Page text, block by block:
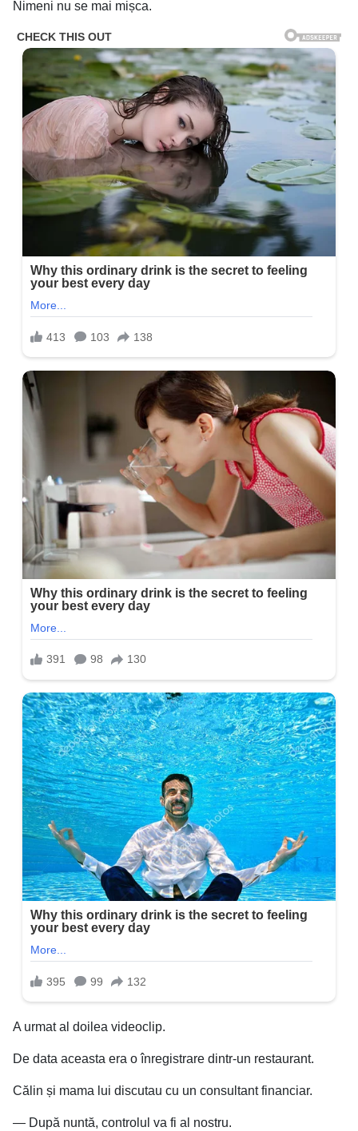
Nimeni nu se mai mișca.
A urmat al doilea videoclip.
De data aceasta era o înregistrare dintr-un restaurant.
Călin și mama lui discutau cu un consultant financiar.
— După nuntă, controlul va fi al nostru.